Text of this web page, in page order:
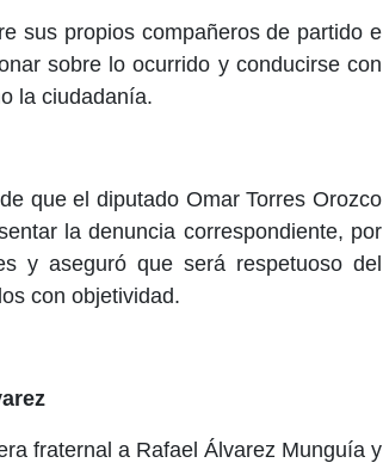
sus propios compañeros de partido e
sobre lo ocurrido y conducirse con
la ciudadanía.
que el diputado Omar Torres Orozco
la denuncia correspondiente, por
y aseguró que será respetuoso del
con objetividad.
fraternal a Rafael Álvarez Munguía y